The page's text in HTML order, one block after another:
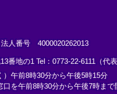
法人番号 4000020262013
番地の1 Tel：0773-22-6111（代表
午前8時30分から午後5時15分
を午前8時30分から午後7時まで